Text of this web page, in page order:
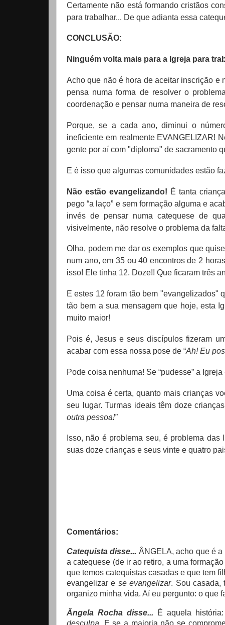
Certamente não está formando cristãos
para trabalhar... De que adianta essa
CONCLUSÃO:
Ninguém volta mais para a Igreja para
Acho que não é hora de aceitar inscrição e
pensa numa forma de resolver o
coordenação e pensar numa maneira de
Porque, se a cada ano, diminui o
ineficiente em realmente EVANGELIZAR!
gente por aí com "diploma" de sacramento
E é isso que algumas comunidades estão
Não estão evangelizando! É tanta
pego “a laço” e sem formação alguma e
invés de pensar numa catequese de
visivelmente, não resolve o problema da
Olha, podem me dar os exemplos que
num ano, em 35 ou 40 encontros de 2
isso! Ele tinha 12. Doze!! Que ficaram três
E estes 12 foram tão bem "evangelizados"
tão bem a sua mensagem que hoje, esta
muito maior!
Pois é, Jesus e seus discípulos fizeram
acabar com essa nossa pose de “Ah! Eu
Pode coisa nenhuma! Se “pudesse” a
Uma coisa é certa, quanto mais crianças
seu lugar. Turmas ideais têm doze
outra pessoa!”
Isso, não é problema seu, é problema
suas doze crianças e seus vinte e quatro
Comentários:
Catequista disse... ÂNGELA, acho que é
a catequese (de ir ao retiro, a uma
que temos catequistas casadas e que tem
evangelizar e se evangelizar. Sou casada,
organizo minha vida. Aí eu pergunto: o que
Ângela Rocha disse... É aquela história: